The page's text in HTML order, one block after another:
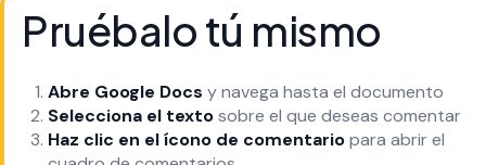
Pruébalo tú mismo
Abre Google Docs y navega hasta el documento
Selecciona el textosobre el que deseas comentar
Haz clic en el ícono de comentariopara abrir el